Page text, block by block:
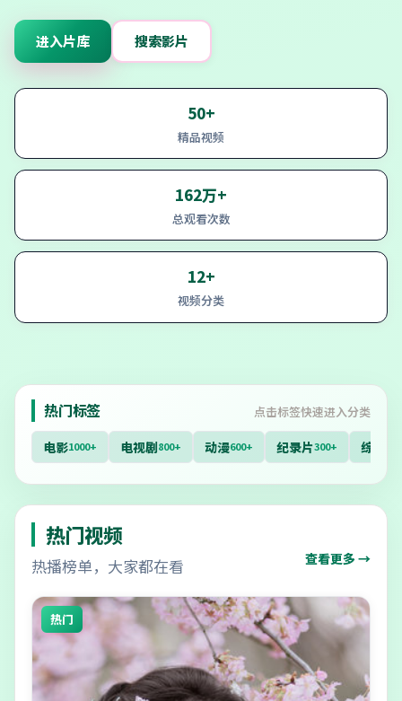
进入片库 搜索影片
50+
精品视频
162万+
总观看次数
12+
视频分类
热门标签 点击标签快速进入分类
电影1000+ 电视剧800+ 动漫600+ 纪录片300+ 综艺
热门视频
热播榜单，大家都在看 查看更多 →
热门